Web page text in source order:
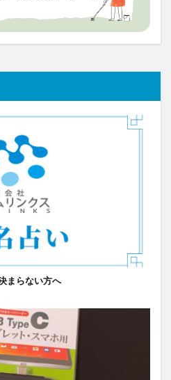
まらない方へ